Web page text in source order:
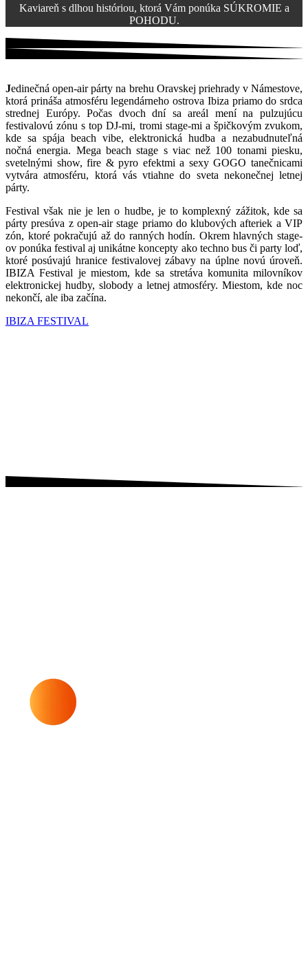
Kaviareň s dlhou históriou, ktorá Vám ponúka SÚKROMIE a
POHODU.
Jedinečná open-air párty na brehu Oravskej priehrady v Námestove,
ktorá prináša atmosféru legendárneho ostrova Ibiza priamo do srdca
strednej Európy. Počas dvoch dní sa areál mení na pulzujúcu
festivalovú zónu s top DJ-mi, tromi stage-mi a špičkovým zvukom,
kde sa spája beach vibe, elektronická hudba a nezabudnuteľná
nočná energia. Mega beach stage s viac než 100 tonami piesku,
svetelnými show, fire & pyro efektmi a sexy GOGO tanečnicami
vytvára atmosféru, ktorá vás vtiahne do sveta nekonečnej letnej
párty.
Festival však nie je len o hudbe, je to komplexný zážitok, kde sa
párty presúva z open-air stage priamo do klubových afteriek a VIP
zón, ktoré pokračujú až do ranných hodín. Okrem hlavných stage-
ov ponúka festival aj unikátne koncepty ako techno bus či party loď,
ktoré posúvajú hranice festivalovej zábavy na úplne novú úroveň.
IBIZA Festival je miestom, kde sa stretáva komunita milovníkov
elektronickej hudby, slobody a letnej atmosféry. Miestom, kde noc
nekončí, ale iba začína.
IBIZA FESTIVAL